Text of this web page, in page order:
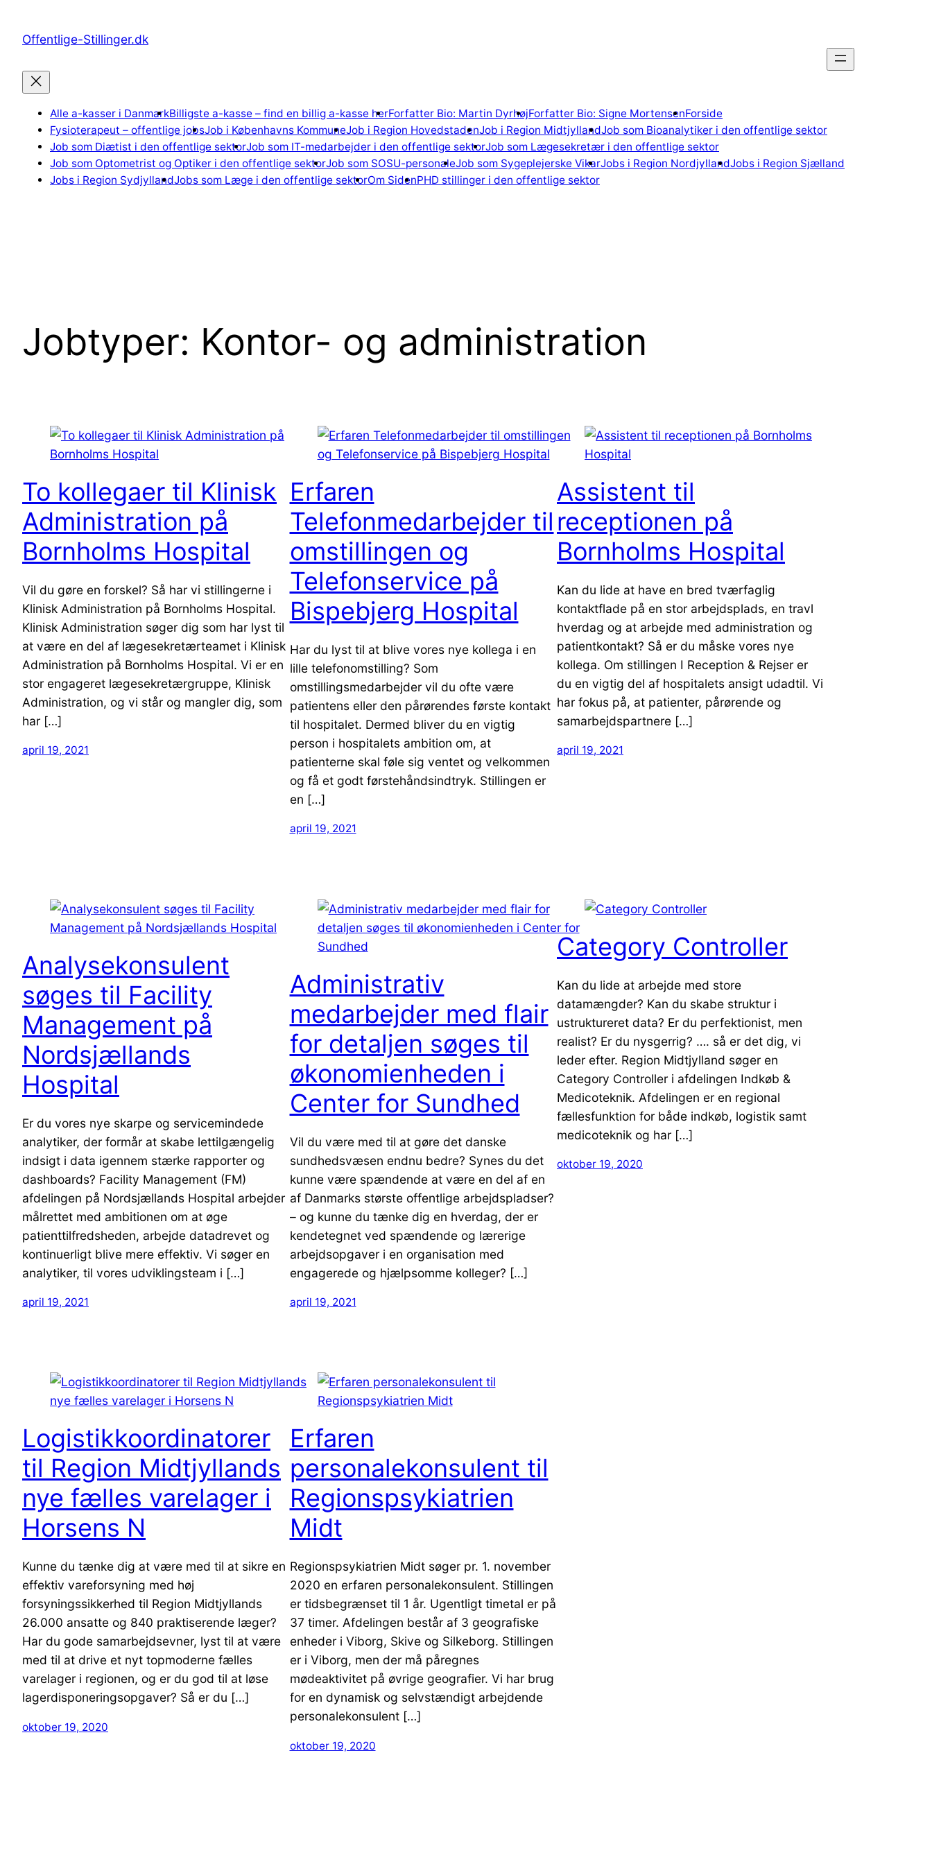
indholdOffentlige-Stillinger.dk
Alle a-kasser i DanmarkBilligste a-kasse – find en billig a-kasse herForfatter Bio: Martin DyrhøjForfatter Bio: Signe MortensenForside
Fysioterapeut – offentlige jobsJob i Københavns KommuneJob i Region HovedstadenJob i Region MidtjyllandJob som Bioanalytiker i den offentlige sektor
Job som Diætist i den offentlige sektorJob som IT-medarbejder i den offentlige sektorJob som Lægesekretær i den offentlige sektor
Job som Optometrist og Optiker i den offentlige sektorJob som SOSU-personaleJob som Sygeplejerske VikarJobs i Region NordjyllandJobs i Region Sjælland
Jobs i Region SydjyllandJobs som Læge i den offentlige sektorOm SidenPHD stillinger i den offentlige sektor
Jobtyper: Kontor- og administration
To kollegaer til Klinisk
Administration på
Bornholms Hospital
Vil du gøre en forskel? Så har vi stillingerne i
Klinisk Administration på Bornholms Hospital.
Klinisk Administration søger dig som har lyst til
at være en del af lægesekretærteamet i Klinisk
Administration på Bornholms Hospital. Vi er en
stor engageret lægesekretærgruppe, Klinisk
Administration, og vi står og mangler dig, som
har […]
april 19, 2021
Erfaren
Telefonmedarbejder til
omstillingen og
Telefonservice på
Bispebjerg Hospital
Har du lyst til at blive vores nye kollega i en
lille telefonomstilling? Som
omstillingsmedarbejder vil du ofte være
patientens eller den pårørendes første kontakt
til hospitalet. Dermed bliver du en vigtig
person i hospitalets ambition om, at
patienterne skal føle sig ventet og velkommen
og få et godt førstehåndsindtryk. Stillingen er
en […]
april 19, 2021
Assistent til
receptionen på
Bornholms Hospital
Kan du lide at have en bred tværfaglig
kontaktflade på en stor arbejdsplads, en travl
hverdag og at arbejde med administration og
patientkontakt? Så er du måske vores nye
kollega. Om stillingen I Reception & Rejser er
du en vigtig del af hospitalets ansigt udadtil. Vi
har fokus på, at patienter, pårørende og
samarbejdspartnere […]
april 19, 2021
Analysekonsulent
søges til Facility
Management på
Nordsjællands
Hospital
Er du vores nye skarpe og servicemindede
analytiker, der formår at skabe lettilgængelig
indsigt i data igennem stærke rapporter og
dashboards? Facility Management (FM)
afdelingen på Nordsjællands Hospital arbejder
målrettet med ambitionen om at øge
patienttilfredsheden, arbejde datadrevet og
kontinuerligt blive mere effektiv. Vi søger en
analytiker, til vores udviklingsteam i […]
april 19, 2021
Administrativ
medarbejder med flair
for detaljen søges til
økonomienheden i
Center for Sundhed
Vil du være med til at gøre det danske
sundhedsvæsen endnu bedre? Synes du det
kunne være spændende at være en del af en
af Danmarks største offentlige arbejdspladser?
– og kunne du tænke dig en hverdag, der er
kendetegnet ved spændende og lærerige
arbejdsopgaver i en organisation med
engagerede og hjælpsomme kolleger? […]
april 19, 2021
Category Controller
Kan du lide at arbejde med store
datamængder? Kan du skabe struktur i
ustruktureret data? Er du perfektionist, men
realist? Er du nysgerrig? …. så er det dig, vi
leder efter. Region Midtjylland søger en
Category Controller i afdelingen Indkøb &
Medicoteknik. Afdelingen er en regional
fællesfunktion for både indkøb, logistik samt
medicoteknik og har […]
oktober 19, 2020
Logistikkoordinatorer
til Region Midtjyllands
nye fælles varelager i
Horsens N
Kunne du tænke dig at være med til at sikre en
effektiv vareforsyning med høj
forsyningssikkerhed til Region Midtjyllands
26.000 ansatte og 840 praktiserende læger?
Har du gode samarbejdsevner, lyst til at være
med til at drive et nyt topmoderne fælles
varelager i regionen, og er du god til at løse
lagerdisponeringsopgaver? Så er du […]
oktober 19, 2020
Erfaren
personalekonsulent til
Regionspsykiatrien
Midt
Regionspsykiatrien Midt søger pr. 1. november
2020 en erfaren personalekonsulent. Stillingen
er tidsbegrænset til 1 år. Ugentligt timetal er på
37 timer. Afdelingen består af 3 geografiske
enheder i Viborg, Skive og Silkeborg. Stillingen
er i Viborg, men der må påregnes
mødeaktivitet på øvrige geografier. Vi har brug
for en dynamisk og selvstændigt arbejdende
personalekonsulent […]
oktober 19, 2020